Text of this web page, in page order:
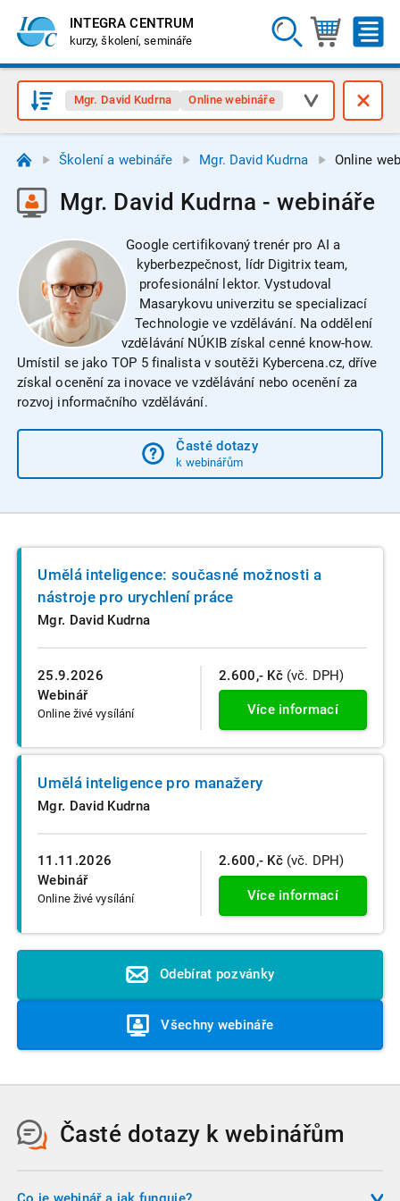
INTEGRA CENTRUM
kurzy, školení, semináře
Mgr. David Kudrna Online webináře
Školení a webináře Mgr. David Kudrna Online
Mgr. David Kudrna - webináře
Google certifikovaný trenér pro AI a
kyberbezpečnost, lídr Digitrix team,
profesionální lektor. Vystudoval
Masarykovu univerzitu se specializací
Technologie ve vzdělávání. Na oddělení
vzdělávání NÚKIB získal cenné know-how.
Umístil se jako TOP 5 finalista v soutěži Kybercena.cz, dříve
získal ocenění za inovace ve vzdělávání nebo ocenění za
rozvoj informačního vzdělávání.
Časté dotazy
k webinářům
25.9.2026
Webinář
Online živé vysílání
Umělá inteligence: současné možnosti a
nástroje pro urychlení práce
Mgr. David Kudrna
2.600,- Kč (vč. DPH)
Více informací
11.11.2026
Webinář
Online živé vysílání
Umělá inteligence pro manažery
Mgr. David Kudrna
2.600,- Kč (vč. DPH)
Více informací
Odebírat pozvánky
Všechny webináře
Časté dotazy k webinářům